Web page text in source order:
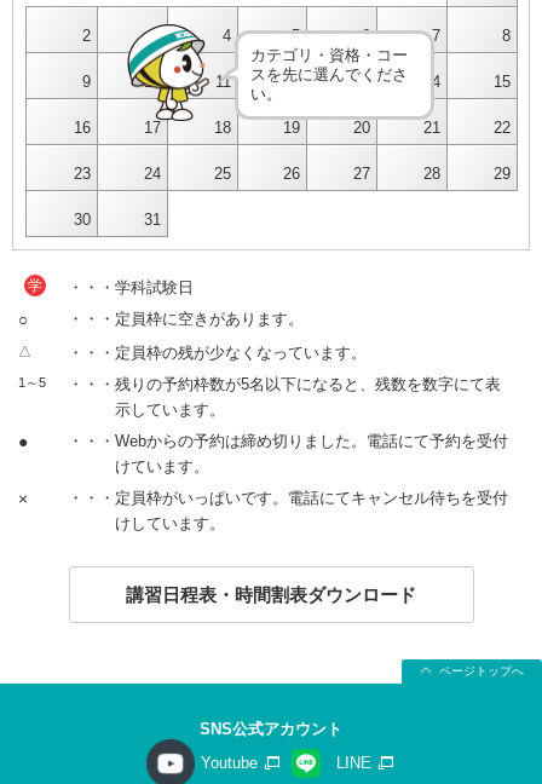
2 3 4 5 6 7 8
9 10 11 12 13 14 15
16 17 18 19 20 21 22
23 24 25 26 27 28 29
30 31
カテゴリ・資格・コー
スを先に選んでくださ
い。
学 ・・・学科試験日
○ ・・・定員枠に空きがあります。
△ ・・・定員枠の残が少なくなっています。
1～5
・・・残りの予約枠数が5名以下になると、残数を数字にて表
示しています。
●
・・・Webからの予約は締め切りました。電話にて予約を受付
けています。
×
・・・定員枠がいっぱいです。電話にてキャンセル待ちを受付
けしています。
講習日程表・時間割表ダウンロード
ページトップへ
SNS公式アカウント
Youtube
LINE